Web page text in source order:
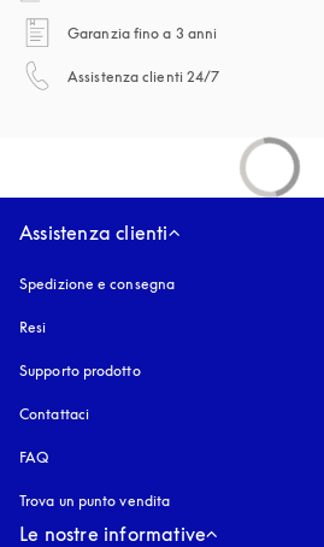
Garanzia fino a 3 anni
Assistenza clienti 24/7
Assistenza clienti
Spedizione e consegna
Resi
Supporto prodotto
Contattaci
FAQ
Trova un punto vendita
Le nostre informative